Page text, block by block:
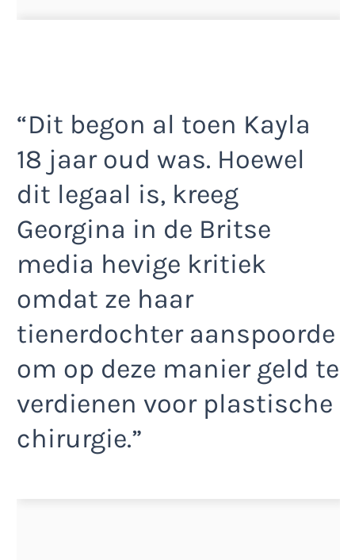
“Dit begon al toen Kayla
18 jaar oud was. Hoewel
dit legaal is, kreeg
Georgina in de Britse
media hevige kritiek
omdat ze haar
tienerdochter aanspoorde
om op deze manier geld te
verdienen voor plastische
chirurgie.”